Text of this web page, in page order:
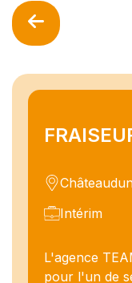
Intérim
L'agence
pour l'un de